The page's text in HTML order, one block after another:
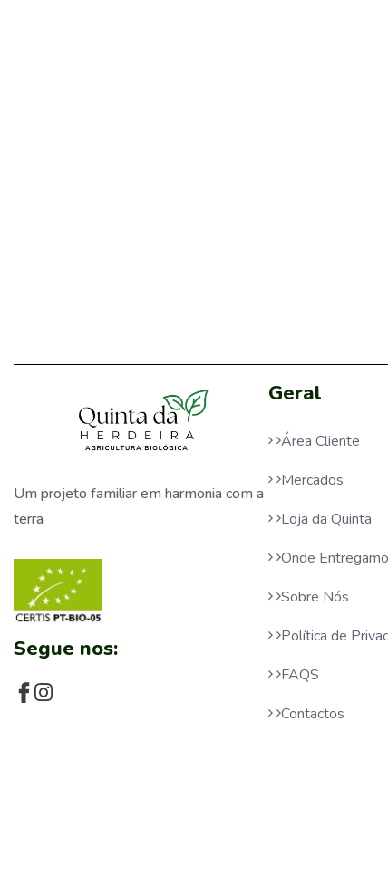
Um projeto familiar em harmonia com a
terra
Segue nos:
Geral
Área Cliente
Mercados
Loja da Quinta
Onde
Sobre Nós
Política de
FAQS
Contactos